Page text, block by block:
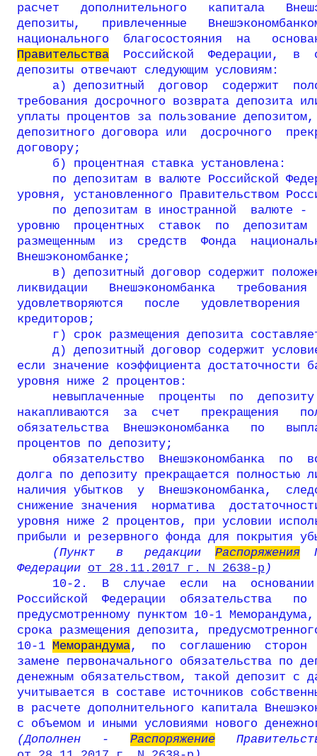
расчет   дополнительного   капитала
депозиты,   привлеченные
Правительства
Российской  Федерации,  в
депозиты отвечают следующим условиям:
а) депозитный  договор  содержит
требования досрочного возврата депозита
уплаты процентов за пользование
депозитного договора или  досрочного
договору;
     б) процентная ставка установлена:
по депозитам в валюте Российской
уровня, установленного Правительством
по депозитам в иностранной  валюте -
уровню  процентных  ставок  по
размещенным  из  средств  Фонда
Внешэкономбанке;
в) депозитный договор содержит
ликвидации   Внешэкономбанка
удовлетворяются   после
кредиторов;
г) срок размещения депозита
д) депозитный договор содержит
если значение коэффициента достаточности
уровня ниже 2 процентов:
невыплаченные  проценты  по
накапливаются  за  счет   прекращения
обязательства  Внешэкономбанка   по
процентов по депозиту;
обязательство  Внешэкономбанка  по
долга по депозиту прекращается
наличия убытков  у  Внешэкономбанка,
снижение значения  норматива
уровня ниже 2 процентов, при условии
     (Пункт   в   редакции
Распоряжения
Федерации от 28.11.2017 г. N 2638-р )
10-2.  В  случае  если  на
Российской  Федерации  обязательства
предусмотренному пунктом 10-1
срока размещения депозита,
10-1 Меморандума,  по  соглашению  сторон
замене первоначального обязательства по
денежным обязательством, такой депозит с
учитывается в составе источников
в расчете дополнительного капитала
с объемом и иными условиями нового
(Дополнен   - Распоряжение